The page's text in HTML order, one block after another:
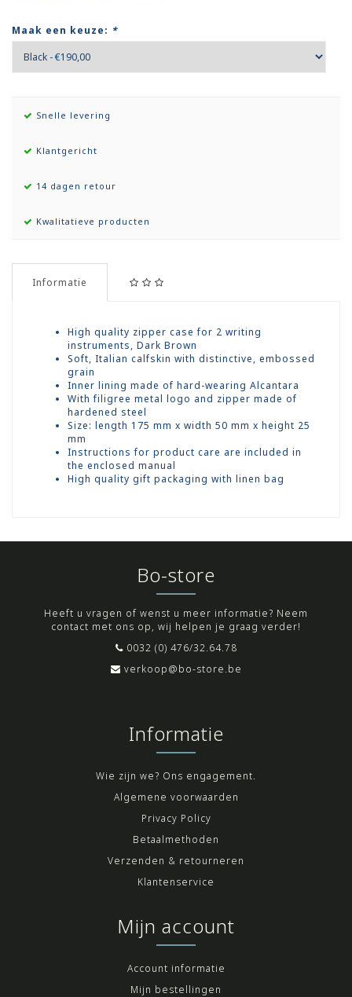
Maak een keuze: *
Snelle levering
Klantgericht
14 dagen retour
Kwalitatieve producten
Informatie
High quality zipper case for 2 writing
instruments, Dark Brown
Soft, Italian calfskin with distinctive, embossed
grain
Inner lining made of hard-wearing Alcantara
With filigree metal logo and zipper made of
hardened steel
Size: length 175 mm x width 50 mm x height 25
mm
Instructions for product care are included in
the enclosed manual
High quality gift packaging with linen bag
Bo-store
Heeft u vragen of wenst u meer informatie? Neem
contact met ons op, wij helpen je graag verder!
0032 (0) 476/32.64.78
verkoop@bo-store.be
Informatie
Wie zijn we? Ons engagement.
Algemene voorwaarden
Privacy Policy
Betaalmethoden
Verzenden & retourneren
Klantenservice
Mijn account
Account informatie
Mijn bestellingen